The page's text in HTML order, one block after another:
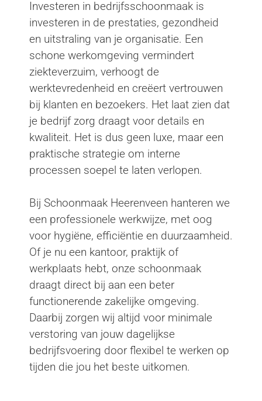
Investeren in bedrijfsschoonmaak is
investeren in de prestaties, gezondheid
en uitstraling van je organisatie. Een
schone werkomgeving vermindert
ziekteverzuim, verhoogt de
werktevredenheid en creëert vertrouwen
bij klanten en bezoekers. Het laat zien dat
je bedrijf zorg draagt voor details en
kwaliteit. Het is dus geen luxe, maar een
praktische strategie om interne
processen soepel te laten verlopen.
Bij Schoonmaak Heerenveen hanteren we
een professionele werkwijze, met oog
voor hygiëne, efficiëntie en duurzaamheid.
Of je nu een kantoor, praktijk of
werkplaats hebt, onze schoonmaak
draagt direct bij aan een beter
functionerende zakelijke omgeving.
Daarbij zorgen wij altijd voor minimale
verstoring van jouw dagelijkse
bedrijfsvoering door flexibel te werken op
tijden die jou het beste uitkomen.